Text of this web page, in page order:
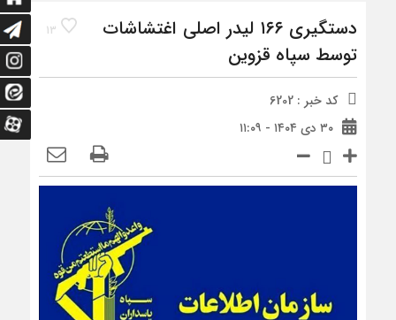
13
دستگیری ۱۶۶ لیدر اصلی اغتشاشات
توسط سپاه قزوین
کد خبر : 6202
۳۰ دی ۱۴۰۴ - ۱۱:۰۹